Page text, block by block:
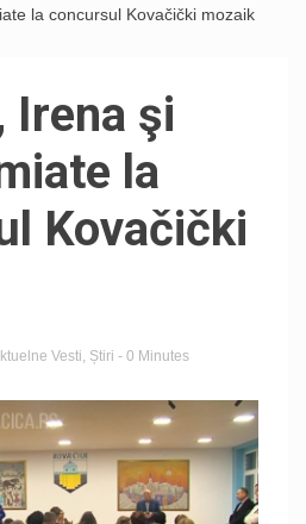
la concursul Kovačički mozaik
Irena şi
la
Kovačički
Vesti, Știri - 0 Minutes